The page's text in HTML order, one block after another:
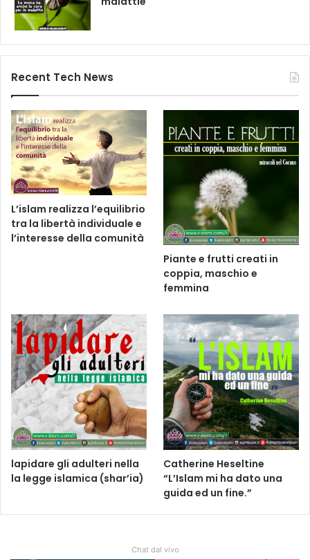
Recent Tech News
L’islam realizza l’equilibrio
tra la libertà individuale e
l’interesse della comunità
Piante e frutti creati in
coppia, maschio e
femmina
lapidare gli adulteri nella
la legge islamica (shar’ia)
Catherine Heseltine
“L’Islam mi ha dato una
guida ed un fine.”
Chat dal vivo